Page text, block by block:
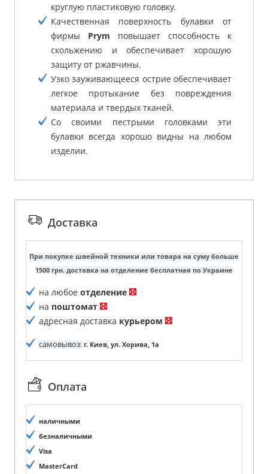
круглую пластиковую головку.
Качественная поверхность булавки от
фирмы Prym повышает способность к
скольжению и обеспечивает хорошую
защиту от ржавчины.
Узко зауживающееся острие обеспечивает
легкое протыкание без повреждения
материала и твердых тканей.
Со своими пестрыми головками эти
булавки всегда хорошо видны на любом
изделии.
Доставка
При покупке швейной техники или товара на суму больше
1500 грн. доставка на отделение бесплатная по Украине
на любое отделение
на поштомат
адресная доставка курьером
самовывоз: г. Киев, ул. Хорива, 1а
Оплата
наличными
безналичными
Visa
MasterCard